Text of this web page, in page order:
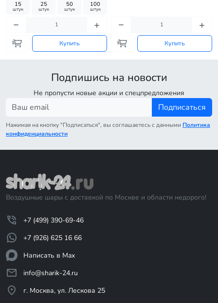
15
штук
25
штук
50
штук
100
штук
Купить Купить
Подпишись на новости
Не пропусти новые акции и спецпредложения
Подписаться
Нажимая на кнопку "Подписаться", вы соглашаетесь с данными Политика
конфиденциальности
Воздушные шары с доставкой по Москве и области недорого!
+7 (499) 390-69-46
+7 (926) 625 16 66
Написать в Max
info@sharik-24.ru
г. Москва, ул. Лескова 25